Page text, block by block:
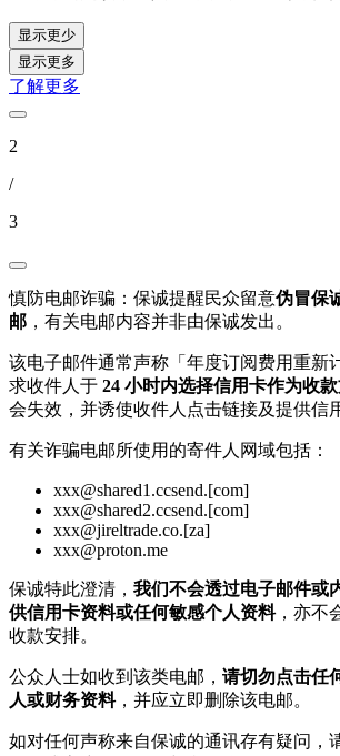
显示更少
显示更多
了解更多
2
/
3
慎防电邮诈骗：保诚提醒民众留意伪冒保
邮 ，有关电邮内容并非由保诚发出。
该电子邮件通常声称「年度订阅费用重新
求收件人于 24 小时内选择信用卡作为收
会失效，并诱使收件人点击链接及提供信
有关诈骗电邮所使用的寄件人网域包括：
xxx@shared1.ccsend.[com]
xxx@shared2.ccsend.[com]
xxx@jireltrade.co.[za]
xxx@proton.me
保诚特此澄清， 我们不会透过电子邮件或
供信用卡资料或任何敏感个人资料，亦不
收款安排。
公众人士如收到该类电邮， 请切勿点击任
人或财务资料，并应立即删除该电邮。
如对任何声称来自保诚的通讯存有疑问，